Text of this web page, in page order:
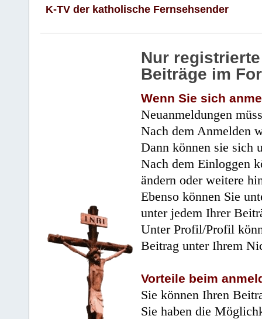
K-TV der katholische Fernsehsender
Nur
Beiträge im
Wenn Sie sich
Neuanmeldungen
Nach dem Anmelden
Dann können sie sich
Nach dem Einloggen
ändern oder weitere
Ebenso können Sie
unter jedem Ihrer
Unter Profil/Profil
Beitrag unter Ihrem
Vorteile beim
Sie können Ihren
Sie haben die